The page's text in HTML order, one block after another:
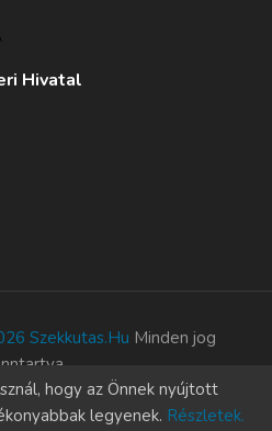
Hivatal
Szekkutas.hu Minden jog
szabályzathogy az Önnek nyújtott
legyenek. Részletek.